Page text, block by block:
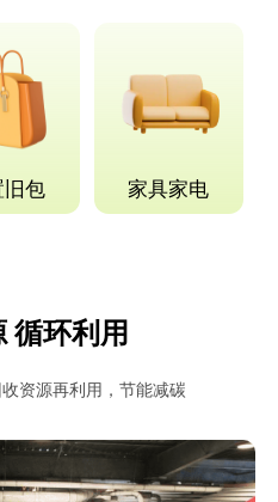
旧包 家具家电
循环利用
资源再利用，节能减碳